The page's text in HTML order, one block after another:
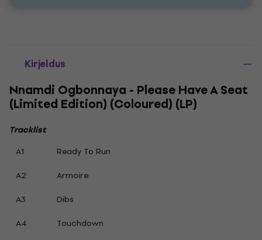
Kirjeldus
Nnamdi Ogbonnaya - Please Have A Seat
(Limited Edition) (Coloured) (LP)
Tracklist
A1
Ready To Run
A2
Armoire
A3
Dibs
A4
Touchdown